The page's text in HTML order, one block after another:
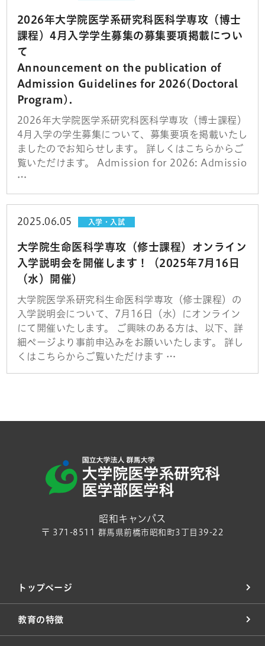
2026年大学院医学系研究科医科学専攻（博士
課程）4月入学学生募集の募集要項掲載につい
て
Announcement on the publication of
Admission Guidelines for 2026(Doctoral
Program).
2026年大学院医学系研究科医科学専攻（博士課程）
4月入学の学生募集について、募集要項を掲載いたし
ましたのでお知らせします。 詳しくはこちらからご
覧いただけます。 Admission for 2026: Admissio
…
2025.06.05 入学・入試
大学院生命医科学専攻（修士課程）オンライン
入学説明会を開催します！（2025年7月16日
（水）開催）
大学院医学系研究科生命医科学専攻（修士課程）の
入学説明会について、7月16日（水）にオンライン
にて開催いたします。 ご興味のある方は、以下、詳
細ページより事前申込みをお願いいたします。 詳し
くはこちらからご覧いただけます …
昭和キャンパス
〒 371-8511 群馬県前橋市昭和町3丁目39-22
トップページ
教育の特徴